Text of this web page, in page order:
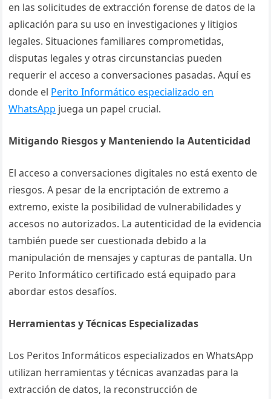
en las solicitudes de extracción forense de datos de la
aplicación para su uso en investigaciones y litigios
legales. Situaciones familiares comprometidas,
disputas legales y otras circunstancias pueden
requerir el acceso a conversaciones pasadas. Aquí es
donde el Perito Informático especializado en
WhatsApp juega un papel crucial.
Mitigando Riesgos y Manteniendo la Autenticidad
El acceso a conversaciones digitales no está exento de
riesgos. A pesar de la encriptación de extremo a
extremo, existe la posibilidad de vulnerabilidades y
accesos no autorizados. La autenticidad de la evidencia
también puede ser cuestionada debido a la
manipulación de mensajes y capturas de pantalla. Un
Perito Informático certificado está equipado para
abordar estos desafíos.
Herramientas y Técnicas Especializadas
Los Peritos Informáticos especializados en WhatsApp
utilizan herramientas y técnicas avanzadas para la
extracción de datos, la reconstrucción de